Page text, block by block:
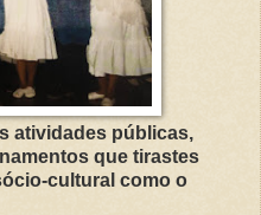
atividades públicas,
que tirastes
cultural como o